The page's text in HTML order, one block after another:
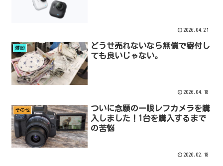
2026.04.21
雑談
どうせ売れないなら無償で寄付し
ても良いじゃない。
2026.04.18
その他
ついに念願の一眼レフカメラを購
入しました！1台を購入するまで
の苦悩
2026.02.18